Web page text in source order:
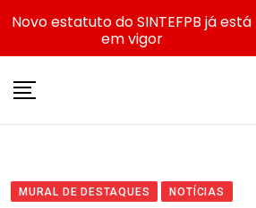
MURAL DE DESTAQUES NOTÍCIAS
Novo estatuto do SINTEFPB já está
em vigor